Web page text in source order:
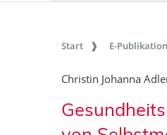
Start E-
Christin Johanna